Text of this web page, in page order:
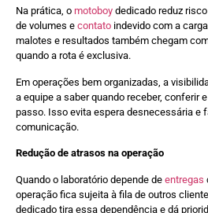
Na prática, o motoboy dedicado reduz
de volumes e contato indevido com a
malotes e resultados também chegam
quando a rota é exclusiva.
Em operações bem organizadas, a
a equipe a saber quando receber, conferir
passo. Isso evita espera desnecessária e
comunicação.
Redução de atrasos na operação
Quando o laboratório depende de entregas
operação fica sujeita à fila de outros
dedicado tira essa dependência e dá